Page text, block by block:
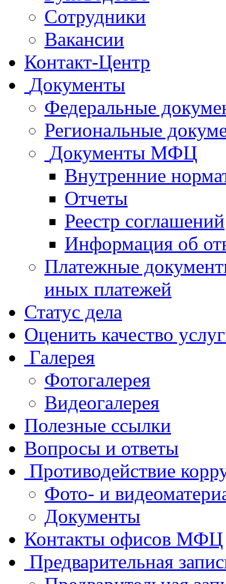
Сотрудники
Вакансии
Контакт-Центр
Документы
Федеральные
Региональные
Документы МФЦ
Внутренние
Отчеты
Реестр соглашений
Информация об
Платежные
иных платежей
Статус дела
Оценить качество
Галерея
Фотогалерея
Видеогалерея
Полезные ссылки
Вопросы и ответы
Противодействие
Фото- и
Документы
Контакты офисов МФЦ
Предварительная